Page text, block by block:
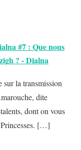
#7 : Que nous
? - Dialna
la transmission
dite
dont on vous
[…]